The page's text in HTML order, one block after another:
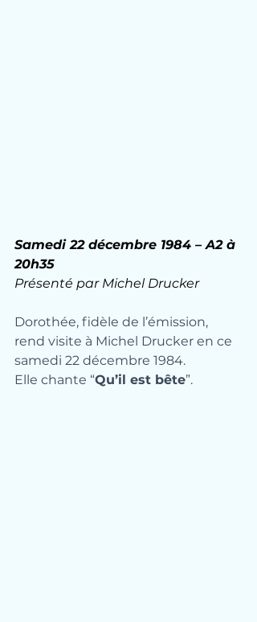
Samedi 22 décembre 1984 – A2 à
20h35
Présenté par Michel Drucker
Dorothée, fidèle de l’émission,
rend visite à Michel Drucker en ce
samedi 22 décembre 1984.
Elle chante “Qu’il est bête”.